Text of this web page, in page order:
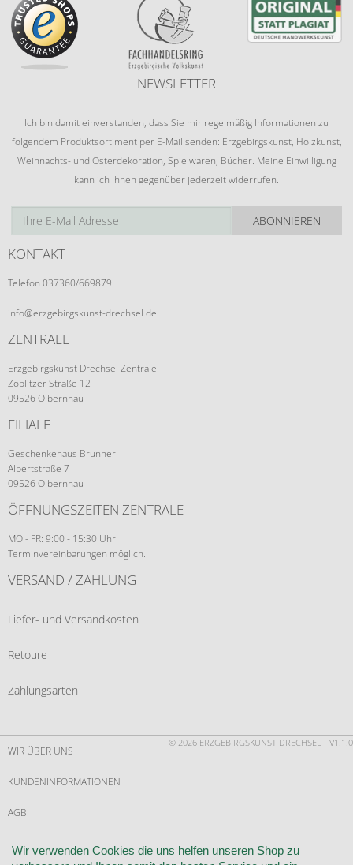
NEWSLETTER
Ich bin damit einverstanden, dass Sie mir regelmäßig Informationen zu
folgendem Produktsortiment per E-Mail senden: Erzgebirgskunst, Holzkunst,
Weihnachts- und Osterdekoration, Spielwaren, Bücher. Meine Einwilligung
kann ich Ihnen gegenüber jederzeit widerrufen.
ABONNIEREN
KONTAKT
Telefon 037360/669879
info@erzgebirgskunst-drechsel.de
ZENTRALE
Erzgebirgskunst Drechsel Zentrale
Zöblitzer Straße 12
09526 Olbernhau
FILIALE
Geschenkehaus Brunner
Albertstraße 7
09526 Olbernhau
ÖFFNUNGSZEITEN ZENTRALE
MO - FR: 9:00 - 15:30 Uhr
Terminvereinbarungen möglich.
VERSAND / ZAHLUNG
Liefer- und Versandkosten
Retoure
Zahlungsarten
© 2026 ERZGEBIRGSKUNST DRECHSEL - V1.1.0
WIR ÜBER UNS
KUNDENINFORMATIONEN
AGB
WIDERRUF
Wir verwenden Cookies die uns helfen unseren Shop zu